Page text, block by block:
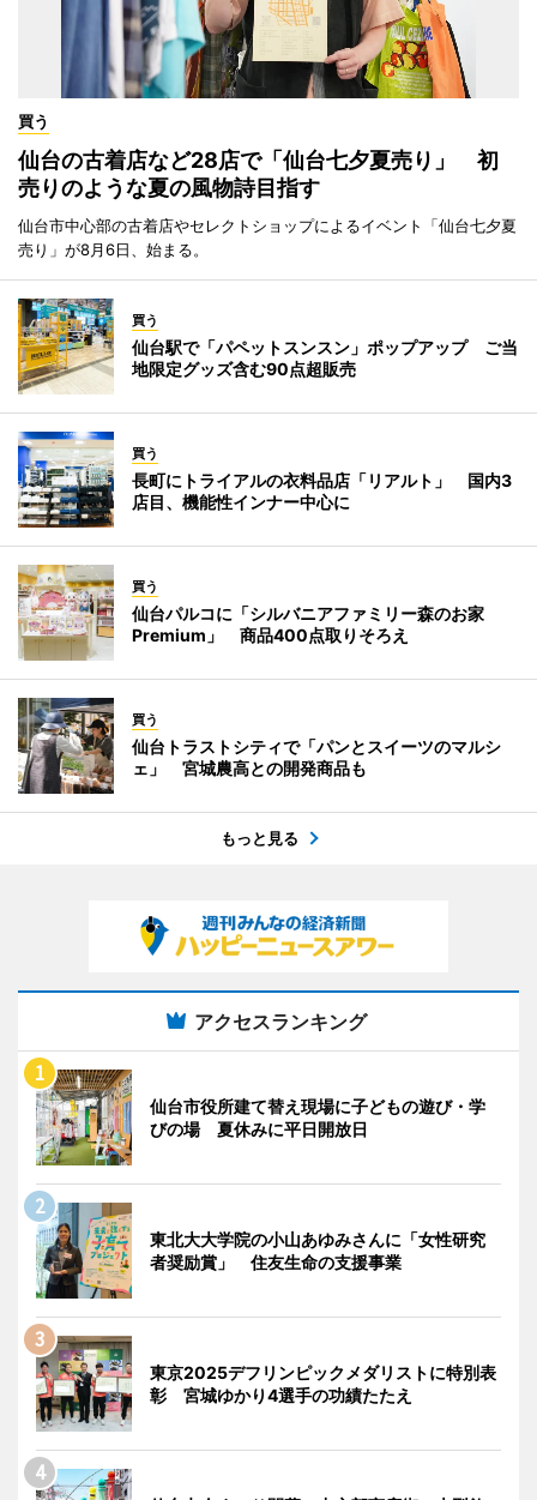
買う
仙台の古着店など28店で「仙台七夕夏売り」 初
売りのような夏の風物詩目指す
仙台市中心部の古着店やセレクトショップによるイベント「仙台七夕夏
売り」が8月6日、始まる。
買う
仙台駅で「パペットスンスン」ポップアップ ご当
地限定グッズ含む90点超販売
買う
長町にトライアルの衣料品店「リアルト」 国内3
店目、機能性インナー中心に
買う
仙台パルコに「シルバニアファミリー森のお家
Premium」 商品400点取りそろえ
買う
仙台トラストシティで「パンとスイーツのマルシ
ェ」 宮城農高との開発商品も
もっと見る
アクセスランキング
仙台市役所建て替え現場に子どもの遊び・学
びの場 夏休みに平日開放日
東北大大学院の小山あゆみさんに「女性研究
者奨励賞」 住友生命の支援事業
東京2025デフリンピックメダリストに特別表
彰 宮城ゆかり4選手の功績たたえ